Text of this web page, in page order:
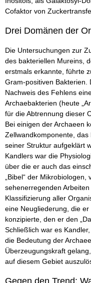
Cofaktor von
Drei Domänen der
Die Untersuchungen zur
des bakteriellen Mureins,
erstmals erkannte, führte
Gram-positiven Bakterien.
Nachweis des Fehlens
Archaebakterien (heute
für die Abtrennung dieser
Bei einigen der Archaeen
Zellwandkomponente,
seiner Struktur aufgeklärt
Kandlers war die
über die er auch das
„Bibel“ der
sehenerregenden
Klassifizierung aller
eine Neugliederung, die
konzipierte, den er den
Schließlich war es
die Bedeutung der
Überzeugungskraft
auf diesem Gebiet